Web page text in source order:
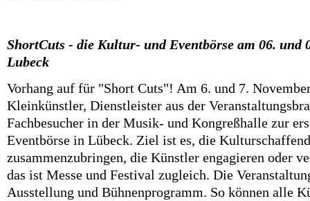
ShortCuts - die Kultur- und Eventbörse am 06. und
Lubeck
Vorhang auf für "Short Cuts"! Am 6. und 7.
Kleinkünstler, Dienstleister aus der
Fachbesucher in der Musik- und Kongreßhalle zur
Eventbörse in Lübeck. Ziel ist es, die
zusammenzubringen, die Künstler engagieren oder
das ist Messe und Festival zugleich. Die
Ausstellung und Bühnenprogramm. So können alle